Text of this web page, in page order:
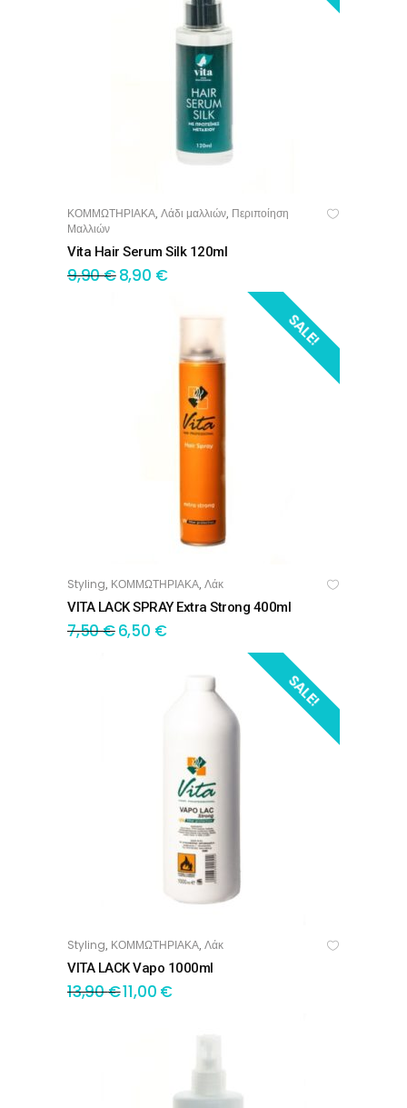
ΠΡΟΣΘΉΚΗ ΣΤΟ ΚΑΛΆΘΙ
ΚΟΜΜΩΤΗΡΙΑΚΑ, Λάδι μαλλιών, Περιποίηση
Μαλλιών
Vita Hair Serum Silk 120ml
9,90€8,90 €
SALE!
ΠΡΟΣΘΉΚΗ ΣΤΟ ΚΑΛΆΘΙ
Styling, ΚΟΜΜΩΤΗΡΙΑΚΑ, Λάκ
VITA LACK SPRAY Extra Strong 400ml
7,50€6,50 €
SALE!
ΠΡΟΣΘΉΚΗ ΣΤΟ ΚΑΛΆΘΙ
Styling, ΚΟΜΜΩΤΗΡΙΑΚΑ, Λάκ
VITA LACK Vapo 1000ml
13,90€11,00 €